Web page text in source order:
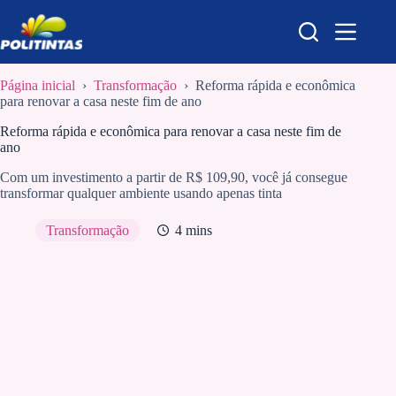
para
o
conteúdo
Página inicial › Transformação › Reforma rápida e econômica
para renovar a casa neste fim de ano
Reforma rápida e econômica para renovar a casa neste fim de
ano
Com um investimento a partir de R$ 109,90, você já consegue
transformar qualquer ambiente usando apenas tinta
Transformação 4 mins